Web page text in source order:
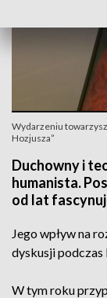
Wydarzeniu
Hozjusza”
Duchowny i
humanista.
od lat
Jego wpływ na
dyskusji
W tym roku